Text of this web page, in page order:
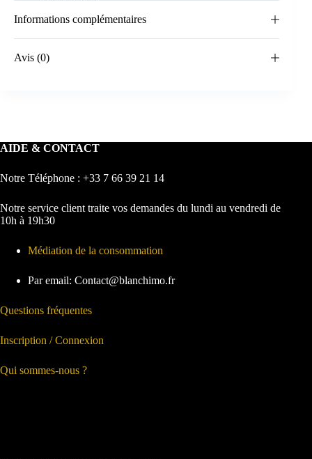
Informations complémentaires
Avis (0)
AIDE & CONTACT
Notre Téléphone : +33 7 66 39 21 14
Notre service client traite vos demandes du lundi au vendredi de
10h à 19h30
Médiation de la consommation
Par email: Contact@blanchimo.fr
Questions fréquentes
Inscription / Connexion
Qui sommes-nous ?